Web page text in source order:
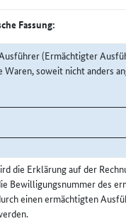
Fassung:
(Ermächtigter
Waren, soweit nicht anders
die Erklärung auf der
Bewilligungsnummer des
einen ermächtigten